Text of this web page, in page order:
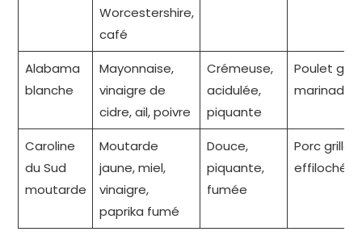
Worcestershire,
café
Alabama
blanche
Mayonnaise,
vinaigre de
cidre, ail, poivre
Crémeuse,
acidulée,
piquante
Poulet
marinade
Caroline
du Sud
moutarde
Moutarde
jaune, miel,
vinaigre,
paprika fumé
Douce,
piquante,
fumée
Porc grillé,
effiloché